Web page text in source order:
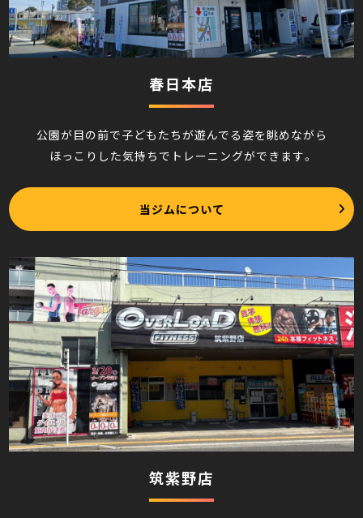
春日本店
公園が目の前で子どもたちが遊んでる姿を眺めながら
ほっこりした気持ちでトレーニングができます。
当ジムについて
筑紫野店